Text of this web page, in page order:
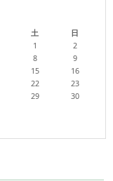
土 日
1
2
8
9
15
16
22
23
29
30